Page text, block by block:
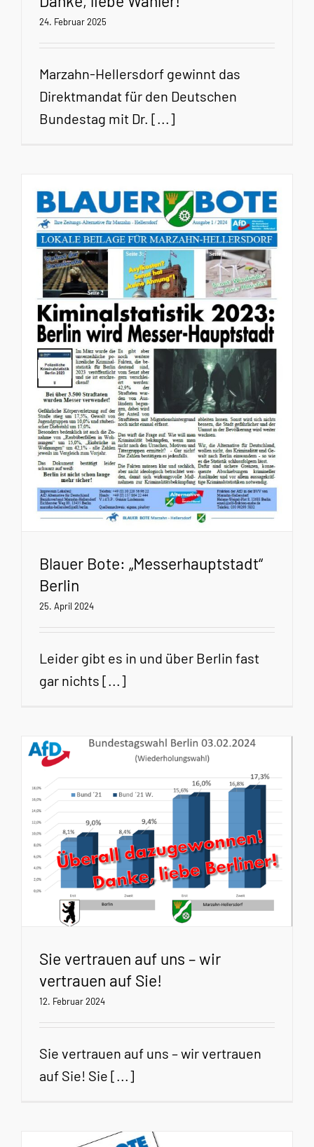
24. Februar 2025
Marzahn-Hellersdorf gewinnt das
Direktmandat für den Deutschen
Bundestag mit Dr. [...]
Blauer Bote: „Messerhauptstadt“
Berlin
25. April 2024
Leider gibt es in und über Berlin fast
gar nichts [...]
Sie vertrauen auf uns – wir
vertrauen auf Sie!
12. Februar 2024
Sie vertrauen auf uns – wir vertrauen
auf Sie! Sie [...]